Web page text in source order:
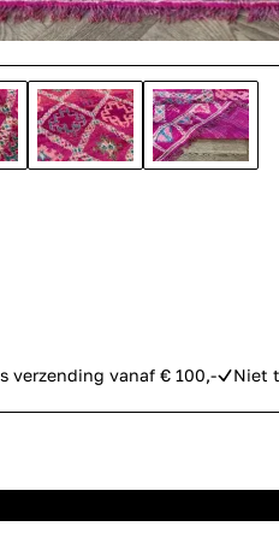
verzending vanaf € 100,- Niet